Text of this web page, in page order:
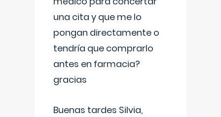
una cita y que me lo
pongan directamente o
tendría que comprarlo
antes en farmacia?
gracias
Buenas tardes Silvia,